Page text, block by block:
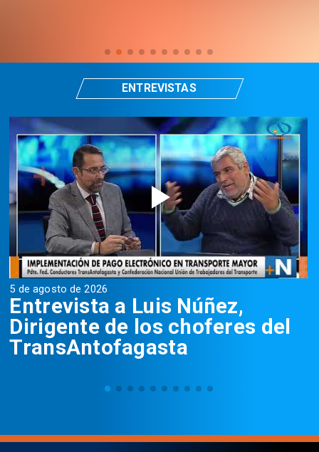
5 de agosto de 2026
Entrevista a Luis Núñez,
Dirigente de los choferes del
TransAntofagasta
ENTREVISTAS